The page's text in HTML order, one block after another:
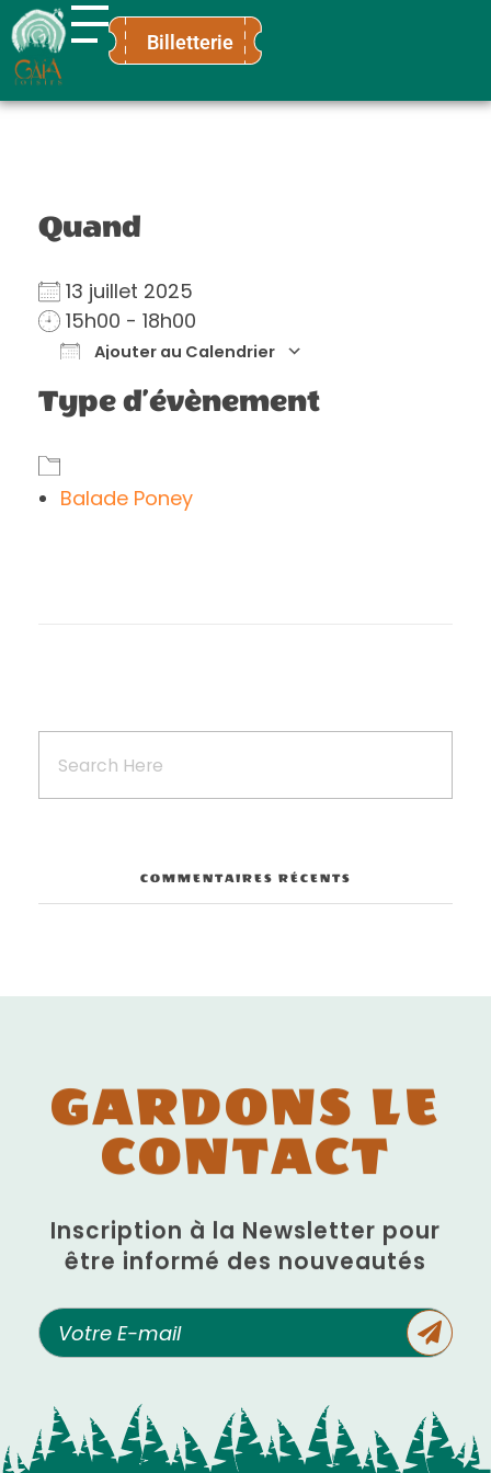
Gaïa Loisirs
Terre ludique et innovante pour tous
Billetterie
Quand
13 juillet 2025
15h00 - 18h00
Ajouter au Calendrier
Télécharger ICS
Type d’évènement
Balade Poney
COMMENTAIRES RÉCENTS
GARDONS LE
CONTACT
Inscription à la Newsletter pour
être informé des nouveautés